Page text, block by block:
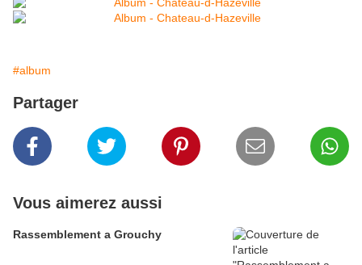
#album
Partager
Vous aimerez aussi
Rassemblement a Grouchy